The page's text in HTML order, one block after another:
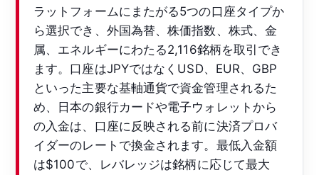
ラットフォームにまたがる5つの口座タイプか
ら選択でき、外国為替、株価指数、株式、金
属、エネルギーにわたる2,116銘柄を取引でき
ます。口座はJPYではなくUSD、EUR、GBP
といった主要な基軸通貨で資金管理されるた
め、日本の銀行カードや電子ウォレットから
の入金は、口座に反映される前に決済プロバ
イダーのレートで換金されます。最低入金額
は$100で、レバレッジは銘柄に応じて最大